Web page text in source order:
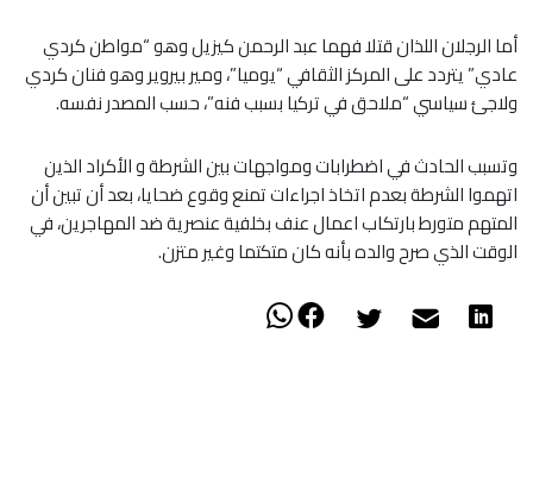
أما الرجلان اللذان قتلا فهما عبد الرحمن كيزيل وهو “مواطن كردي
عادي” يتردد على المركز الثقافي “يوميا”، ومير بيروير وهو فنان كردي
ولاجئ سياسي “ملاحق في تركيا بسبب فنه”، حسب المصدر نفسه.
وتسبب الحادث في اضطرابات ومواجهات بين الشرطة و الأكراد الذين
اتهموا الشرطة بعدم اتخاذ اجراءات تمنع وقوع ضحايا، بعد أن تبين أن
المتهم متورط بارتكاب اعمال عنف بخلفية عنصرية ضد المهاجرين، في
الوقت الذي صرح والده بأنه كان متكتما وغير متزن.